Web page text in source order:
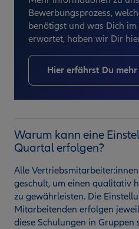
Bewerbungsprozess,
benötigst und was Dich
erwartet, haben wir Dir
Hier erfährst Du mehr
Warum kann eine
Quartal erfolgen?
Alle
geschult, um einen qualitativ
zu gewährleisten. Die
Mitarbeitenden erfolgen
diese Schulungen in